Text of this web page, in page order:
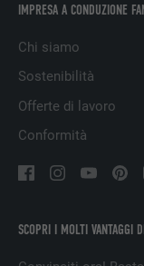
SCOPRI I MOLTI VANTAGGI
IMPRESA A CONDUZIONE
Chi siamo
Sostenibilità
Offerte di lavoro
Conformità
PROVIDER
DECORSO
SCOPO
PROVIDER